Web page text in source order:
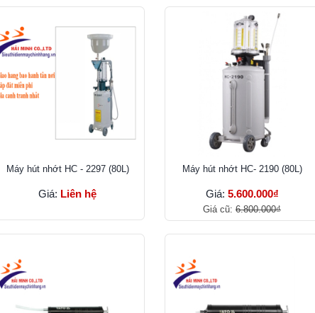
Máy hút nhớt HC - 2297 (80L)
Giá: Liên hệ
Máy hút nhớt HC- 2190 (80L)
Giá: 5.600.000₫
Giá cũ: 6.800.000₫